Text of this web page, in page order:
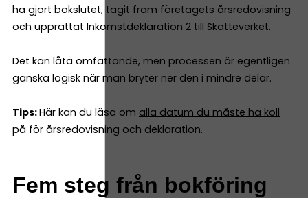
ha gjort bokslutet, tagit fram företagets årsredovisning
och upprättat Inkomstdeklaration 2 till Skatteverket.
Det kan låta omfattande, men processen är egentligen
ganska logisk när man bryter ner den i mindre delar.
Tips:Här kan du läsa om alla datum du måste ha koll
på för årsredovisning och deklaration.
Fem steg från bokföring